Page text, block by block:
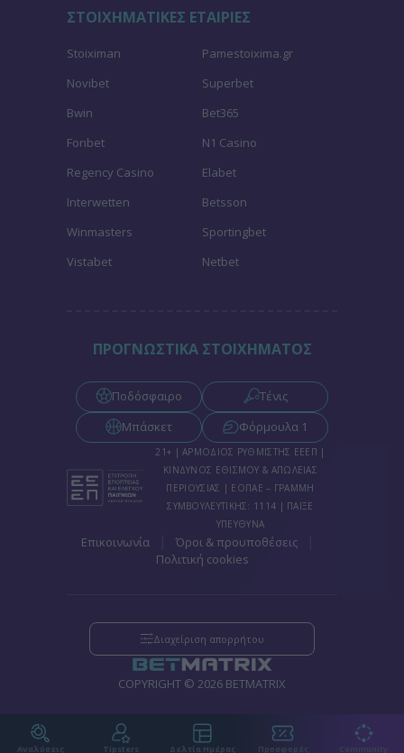
ΣΤΟΙΧΗΜΑΤΙΚΕΣ ΕΤΑΙΡΙΕΣ
Stoiximan
Pamestoixima.gr
Novibet
Superbet
Bwin
Bet365
Fonbet
N1 Casino
Regency Casino
Elabet
Interwetten
Betsson
Winmasters
Sportingbet
Vistabet
Netbet
ΠΡΟΓΝΩΣΤΙΚΑ ΣΤΟΙΧΗΜΑΤΟΣ
Ποδόσφαιρο
Τένις
Μπάσκετ
Φόρμουλα 1
21+ | ΑΡΜΟΔΙΟΣ ΡΥΘΜΙΣΤΗΣ ΕΕΕΠ |
ΚΙΝΔΥΝΟΣ ΕΘΙΣΜΟΥ & ΑΠΩΛΕΙΑΣ
ΠΕΡΙΟΥΣΙΑΣ | ΕΟΠΑΕ – ΓΡΑΜΜΗ
ΣΥΜΒΟΥΛΕΥΤΙΚΗΣ: 1114 | ΠΑΙΞΕ
ΥΠΕΥΘΥΝΑ
Επικοινωνία Όροι & προυποθέσεις
Πολιτική cookies
COPYRIGHT © 2026 BETMATRIX
Διαχείριση απορρήτου
Αναλύσεις Tipsters Δελτία Ημέρας Προσφορές Community